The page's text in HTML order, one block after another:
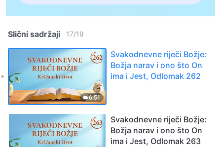
Slični sadržaji 17/19
6:51
Svakodnevne riječi Božje:
Božja narav i ono što On
ima i Jest, Odlomak 262
Svakodnevne riječi Božje:
Božja narav i ono što On
ima i Jest, Odlomak 263